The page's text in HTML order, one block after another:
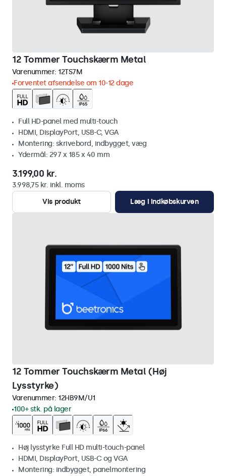
12 Tommer Touchskærm Metal
Varenummer: 12TS7M
Forventet afsendelse om 10-12 dage
Full HD-panel med multi-touch
HDMI, DisplayPort, USB-C, VGA
Montering: skrivebord, indbygget, væg
Ydermål: 297 x 185 x 40 mm
3.199,00 kr.
3.998,75 kr. inkl. moms
Vis produkt
Læg i indkøbskurven
12 Tommer Touchskærm Metal (Høj
Lysstyrke)
Varenummer: 12HB9M/U1
100+ stk. på lager
Høj lysstyrke Full HD multi-touch-panel
HDMI, DisplayPort, USB-C og VGA
Montering: indbygget, panelmontering